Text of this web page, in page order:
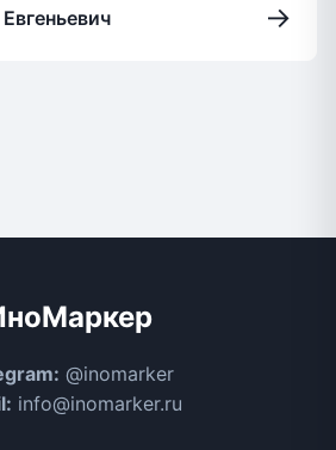
→
@inomarker
info@inomarker.ru